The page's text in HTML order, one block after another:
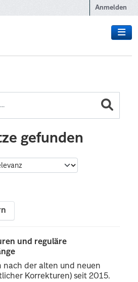
Anmelden
gefunden
und reguläre
nach der alten und neuen
Korrekturen) seit 2015.